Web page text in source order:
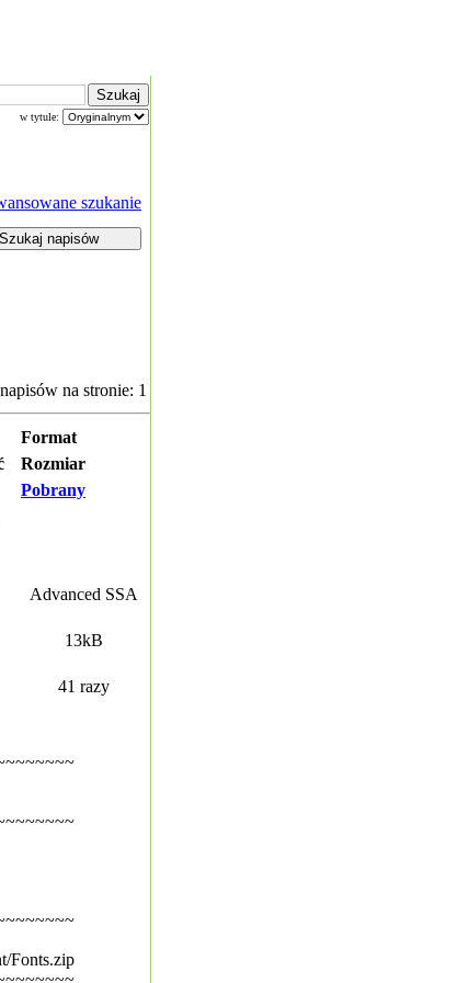
w tytule:
szukanie
napisów na stronie: 1
Format
Rozmiar
Pobrany
Advanced SSA
13kB
41 razy
Fonts.zip